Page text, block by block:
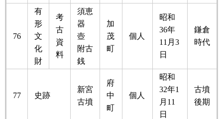
76
有
形
文
化
財
考
古
資
料
須恵
器
壺
附古
銭
加
茂
町
個人
昭和
36年
11月3
日
鎌倉
時代
77 史跡
新宮
古墳
府
中
町
個人
昭和
32年1
月11
日
古墳
後期